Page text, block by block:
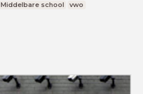
Middelbare school
vwo